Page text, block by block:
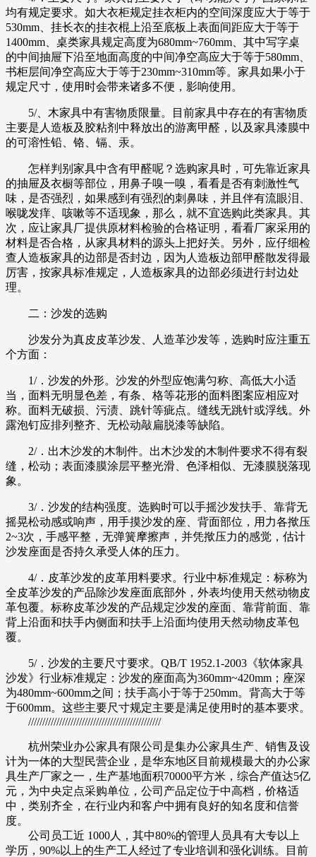
均有规定要求。如大衣柜规定挂衣柜内的空间深度应大于等于
530mm、挂长衣的挂衣棍上沿至底板上表面间距应大于等于
1400mm、桌类家具规定高度为680mm~760mm、其中写字桌
的中间抽屉下沿至地面高度的中间净空高应大于等于580mm、
书柜层间净空高应大于等于230mm~310mm等。家具如果小于
规定尺寸，使用时会带来诸多不便，影响使用。
5/、木家具中有害物质限量。目前家具中存在的有害物质
主要是人造板及胶粘剂中释放出的游离甲醛，以及家具漆膜中
的可溶性铅、铬、镉、汞。
怎样判别家具中含有甲醛呢？选购家具时，可先靠近家具
的抽屉及衣橱等部位，用鼻子嗅一嗅，看看是否有刺激性气
味，是否强烈，如果感到有强烈的刺鼻味，并且伴有流眼泪、
喉咙发痒、咳嗽等不适现象，那么，就不宜选购此类家具。其
次，应让家具厂提供原材料检验的合格证明，看看厂家采用的
材料是否合格，从家具材料的源头上把好关。另外，应仔细检
查人造板家具的边部是否封边，因为人造板边部甲醛散发得最
厉害，按家具标准规定，人造板家具的边部必须进行封边处
理。
二：沙发的选购
沙发分为真皮皮革沙发、人造革沙发等，选购时应注重五
个方面：
1/．沙发的外形。沙发的外型应饱满匀称、高低大小适
当，面料无明显色差，有条、格等花形的面料图案应相应对
称。面料无破损、污渍、跳针等疵点。缝线无跳针或浮线。外
露泡钉应排列整齐、无松动敲扁脱漆等缺陷。
2/．出木沙发的木制件。出木沙发的木制件要求不得有裂
缝，松动；表面漆膜涂层平整光滑、色泽相似、无漆膜脱落现
象。
3/．沙发的结构强度。选购时可以手摇沙发扶手、靠背无
摇晃松动感或响声，用手摸沙发的座、背面部位，用力各揿压
2~3次，手感平整，无弹簧摩擦声，并凭揿压力的感觉，估计
沙发座面是否持久承受人体的压力。
4/．皮革沙发的皮革用料要求。行业中标准规定：标称为
全皮革沙发的产品除沙发座面底部外，外表均使用天然动物皮
革包覆。标称皮革沙发的产品规定沙发的座面、靠背前面、靠
背上沿面和扶手内侧面和扶手上沿面均使用天然动物皮革包
覆。
5/．沙发的主要尺寸要求。QB/T 1952.1-2003《软体家具
沙发》行业标准规定：沙发的座面高为360mm~420mm；座深
为480mm~600mm之间；扶手高小于等于250mm。背高大于等
于600mm。这些主要尺寸规定主要是满足使用时的基本要求。
///////////////////////////////////////////////
杭州荣业办公家具有限公司是集办公家具生产、销售及设
计为一体的大型民营企业，是华东地区目前规模最大的办公家
具生产厂家之一，生产基地面积70000平方米，综合产值达5亿
元，为中央定点采购单位，公司产品定位于中高档，价格适
中，类别齐全，在行业内和客户中拥有良好的知名度和信誉
度。
公司员工近 1000人，其中80%的管理人员具有大专以上
学历，90%以上的生产工人经过了专业培训和强化训练。目前